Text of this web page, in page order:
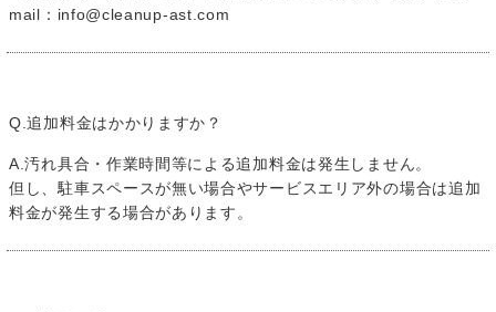
mail：info@cleanup-ast.com
Q.追加料金はかかりますか？
A.汚れ具合・作業時間等による追加料金は発生しません。
但し、駐車スペースが無い場合やサービスエリア外の場合は追加
料金が発生する場合があります。